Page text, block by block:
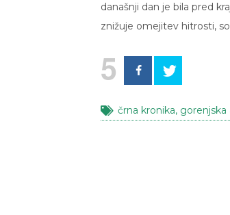
današnji dan je bila pred
znižuje omejitev hitrosti,
5
črna kronika,